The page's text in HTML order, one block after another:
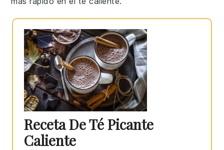
Receta De Té Picante
Caliente